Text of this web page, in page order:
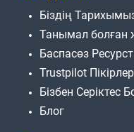
Біздің
Танымал болған
Баспасөз
Trustpilot
Бізбен Серіктес
Блог